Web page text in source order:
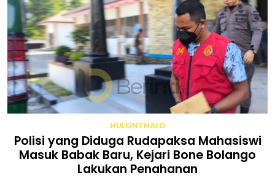
HULONTHALO
Polisi yang Diduga Rudapaksa Mahasiswi
Masuk Babak Baru, Kejari Bone Bolango
Lakukan Penahanan